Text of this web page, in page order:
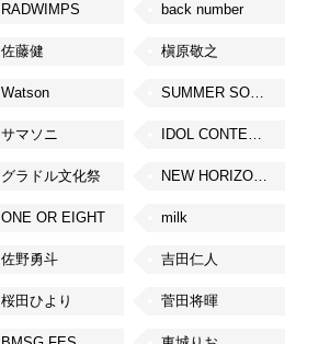
RADWIMPS back number
佐藤健 槇原敬之
Watson SUMMER SONIC
サマソニ IDOL CONTENT EXPO
グラドル文化祭 NEW HORIZON FEST
ONE OR EIGHT milk
佐野勇斗 吉田仁人
桜田ひより 菅田将暉